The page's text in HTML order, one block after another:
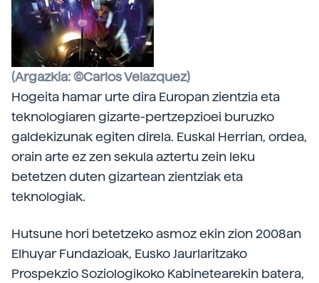
(Argazkia: ©Carlos Velazquez)
Hogeita hamar urte dira Europan zientzia eta
teknologiaren gizarte-pertzepzioei buruzko
galdekizunak egiten direla. Euskal Herrian, ordea,
orain arte ez zen sekula aztertu zein leku
betetzen duten gizartean zientziak eta
teknologiak.
Hutsune hori betetzeko asmoz ekin zion 2008an
Elhuyar Fundazioak, Eusko Jaurlaritzako
Prospekzio Soziologikoko Kabinetearekin batera,